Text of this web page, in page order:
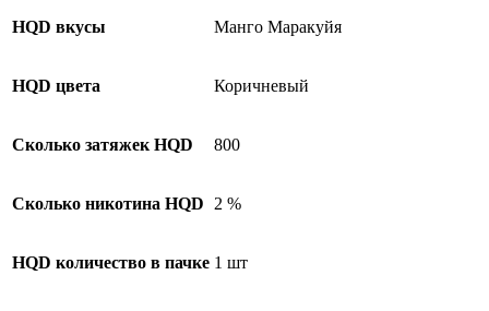
HQD вкусы Манго Маракуйя
HQD цвета Коричневый
Сколько затяжек HQD 800
Сколько никотина HQD 2 %
HQD количество в пачке 1 шт